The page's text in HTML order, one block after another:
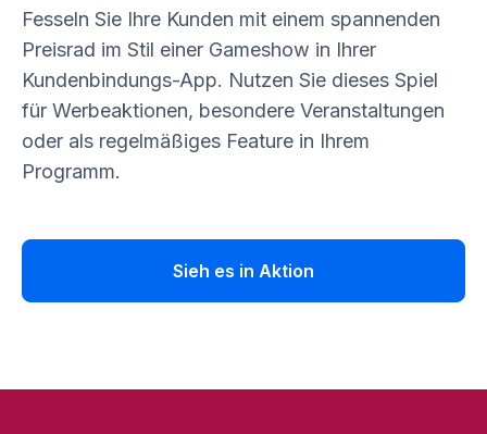
Fesseln Sie Ihre Kunden mit einem spannenden
Preisrad im Stil einer Gameshow in Ihrer
Kundenbindungs-App. Nutzen Sie dieses Spiel
für Werbeaktionen, besondere Veranstaltungen
oder als regelmäßiges Feature in Ihrem
Programm.
Sieh es in Aktion